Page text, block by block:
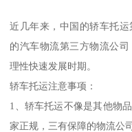
近几年来，中国的轿车托
的汽车物流第三方物流公
理性快速发展时期。
轿车托运注意事项：
1、轿车托运不像是其他物
家正规，三有保障的物流公